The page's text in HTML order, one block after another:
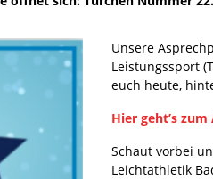
Unsere
Leistungssport
euch heute,
Hier geht’s
Schaut vorbei
Leichtathletik